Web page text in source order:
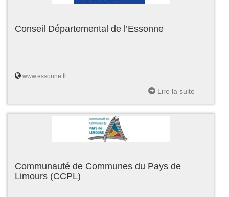
Conseil Départemental de l’Essonne
www.essonne.fr
Lire la suite
Communauté de Communes du Pays de
Limours (CCPL)